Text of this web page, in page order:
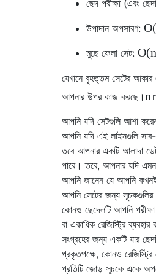
ছেদ পরীক্ষা (এবং
উপাদান অপসারণ: O(
মুছে ফেলা সেট: O(n
যেখানে বৃহত্তম সেটের আকার
আপনার উপর কাজ করছে। n
আপনি যদি সেটগুলি আশা
আপনি যদি এই লাইনগুলি সাব-
তবে আপনার একটি আলাদা
পারে। তবে, আপনার যদি
আপনি জানেন যে আপনি কখনই
আপনি সেটের জন্য
কোনও ছেদেলটি আপনি
বা একাধিক রেজিস্ট্রি
সংগ্রহের জন্য একটি যার
প্রকৃতপক্ষে, কোনও
প্রতিটি জোড় সূচকে একে